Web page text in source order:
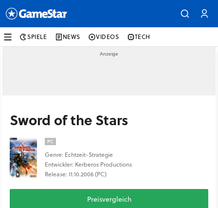
SPIELE NEWS VIDEOS TECH
Sword of the Stars
PC
Genre: Echtzeit-Strategie
Entwickler: Kerberos Productions
Release: 11.10.2006 (PC)
Preisvergleich